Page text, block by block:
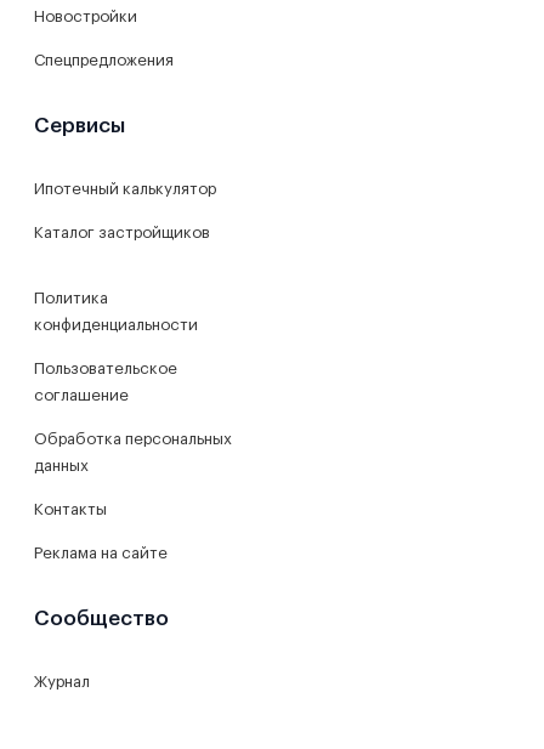
Новостройки
Спецпредложения
Сервисы
Ипотечный калькулятор
Каталог застройщиков
Политика
конфиденциальности
Пользовательское
соглашение
Обработка персональных
данных
Контакты
Реклама на сайте
Сообщество
Журнал